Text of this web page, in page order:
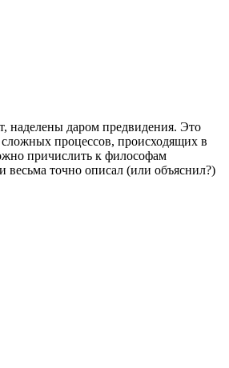
наделены даром предвидения. Это
сложных процессов, происходящих в
причислить к философам
весьма точно описал (или объяснил?)